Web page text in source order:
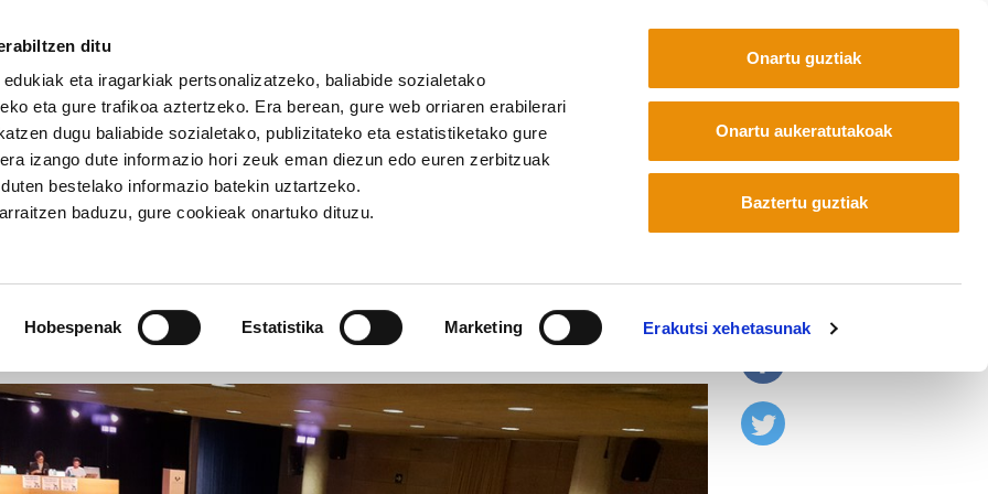
ditu
eta iragarkiak pertsonalizatzeko, baliabide sozialetako
eta gure trafikoa aztertzeko. Era berean, gure web orriaren erabilerari
dugu baliabide sozialetako, publizitateko eta estatistiketako gure
izango dute informazio hori zeuk eman diezun edo euren zerbitzuak
bestelako informazio batekin uztartzeko.
baduzu, gure cookieak onartuko dituzu.
Hobespenak Estatistika Marketing Erakutsi xehetasunak
Onartu guztiak
Onartu aukeratutakoak
Baztertu guztiak
Enpresa Kultura Berriari nola aurre egin
Enpresa Kultura Berriari nola aurre egin